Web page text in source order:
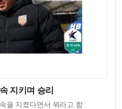
지키며 승리
을 지켰다면서 뭐라고 함